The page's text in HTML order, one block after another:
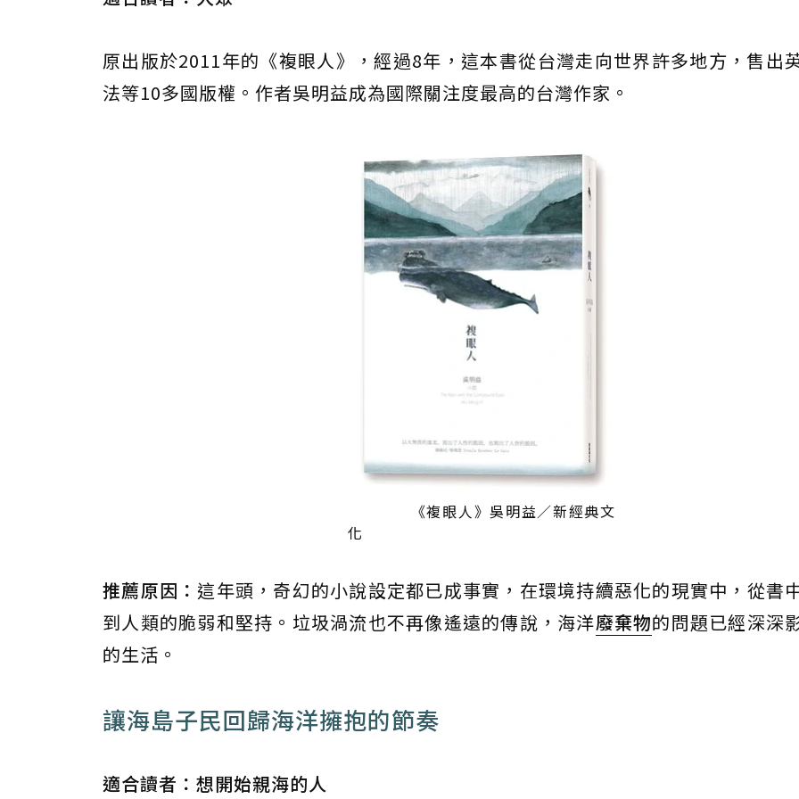
原出版於2011年的《複眼人》，經過8年，這本書從台灣走向世界許多地方，售出
法等10多國版權。作者吳明益成為國際關注度最高的台灣作家。
《複眼人》吳明益／新經典文
化
推薦原因： 這年頭，奇幻的小說設定都已成事實，在環境持續惡化的現實中，從書
到人類的脆弱和堅持。垃圾渦流也不再像遙遠的傳說，海洋廢棄物的問題已經深深
的生活。
讓海島子民回歸海洋擁抱的節奏
適合讀者：想開始親海的人